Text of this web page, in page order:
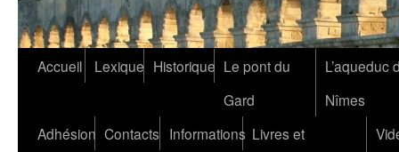
Aller
contenu
Accueil Lexique Historique Le pont du
Gard
L’aqueduc
Nîmes
Adhésion Contacts Informations Livres et